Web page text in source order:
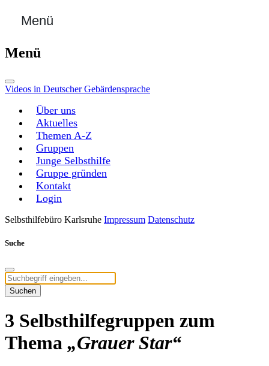
Menü
Menü
Videos in Deutscher Gebärdensprache
Über uns
Aktuelles
Themen A-Z
Gruppen
Junge Selbsthilfe
Gruppe gründen
Kontakt
Login
Selbsthilfebüro Karlsruhe Impressum Datenschutz
Suche
Suchen
3 Selbsthilfegruppen zum
Thema „Grauer Star“